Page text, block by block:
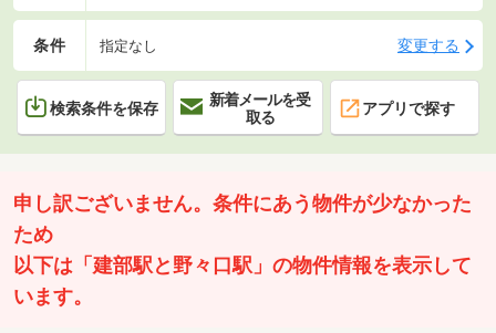
条件 指定なし 変更する
検索条件を保存
新着メールを受
取る
アプリで探す
申し訳ございません。条件にあう物件が少なかった
ため
以下は「建部駅と野々口駅」の物件情報を表示して
います。